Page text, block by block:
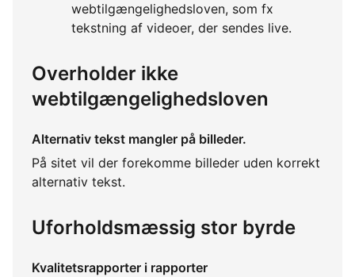
webtilgængelighedsloven, som fx
tekstning af videoer, der sendes live.
Overholder ikke
webtilgængelighedsloven
Alternativ tekst mangler på billeder.
På sitet vil der forekomme billeder uden korrekt
alternativ tekst.
Uforholdsmæssig stor byrde
Kvalitetsrapporter i rapporter